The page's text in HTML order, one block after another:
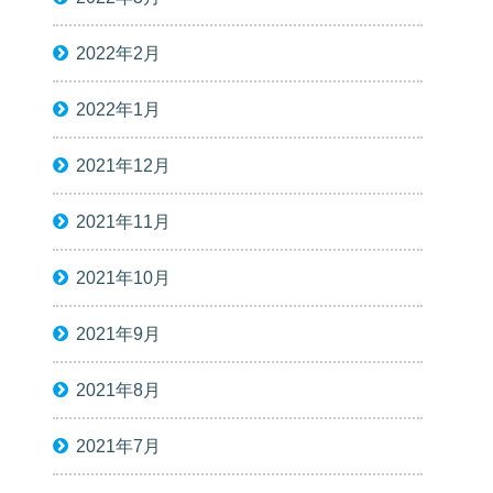
2022年2月
2022年1月
2021年12月
2021年11月
2021年10月
2021年9月
2021年8月
2021年7月